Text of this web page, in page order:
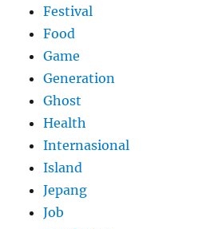
Festival
Food
Game
Generation
Ghost
Health
Internasional
Island
Jepang
Job